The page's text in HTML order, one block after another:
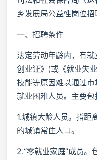
乡发展局公益性岗位招
一、招聘条件
法定劳动年龄内，有
创业证》(或《就业失
技能等原因难以通过
就业困难人员。主要包
1.城镇大龄人员。指距
的城镇常住人口。
2.“零就业家庭”成员。